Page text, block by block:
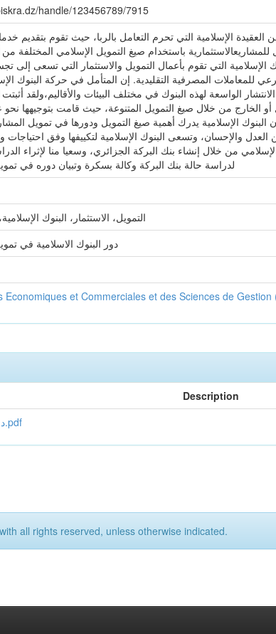
handle/123456789/7915
الإسلامية التي تحرم التعامل بالربا، حيث تقوم بتقديم
باستخدام صيغ التمويل الإسلامي المختلفة
التي تقوم بأعمال التمويل والاستثمار التي تسعى إلى
للمعاملات المصرفية التقليدية. إن المتأمل في حركة البنوك
الواسعة لهذه البنوك في مختلف البيئات والأقاليم،ولقد أثبتت
أو الخارج من خلال صيغ التمويل المتنوعة، حيث قامت بتوجيهها نحو
البنوك الإسلامية يدرك أهمية صيغ التمويل ودورها في تمويل
والإحسان، وتسعى البنوك الإسلامية لتكييفها وفق احتياجات
من خلال إنشاء بنك البركة الجزائري، وسعيا منا لإثراء
لدراسة حالة بنك البركة وكالة بسكرة وتبيان دوره في
التمويل، الاستثمار، البنوك
دور البنوك الاسلامية في
Economiques et Commerciales et des Sciences de Gestion
Description
دور البنوك الاسلامية في تمويل المشاريع الاستثمارية.pdf
all rights reserved, unless otherwise indicated.